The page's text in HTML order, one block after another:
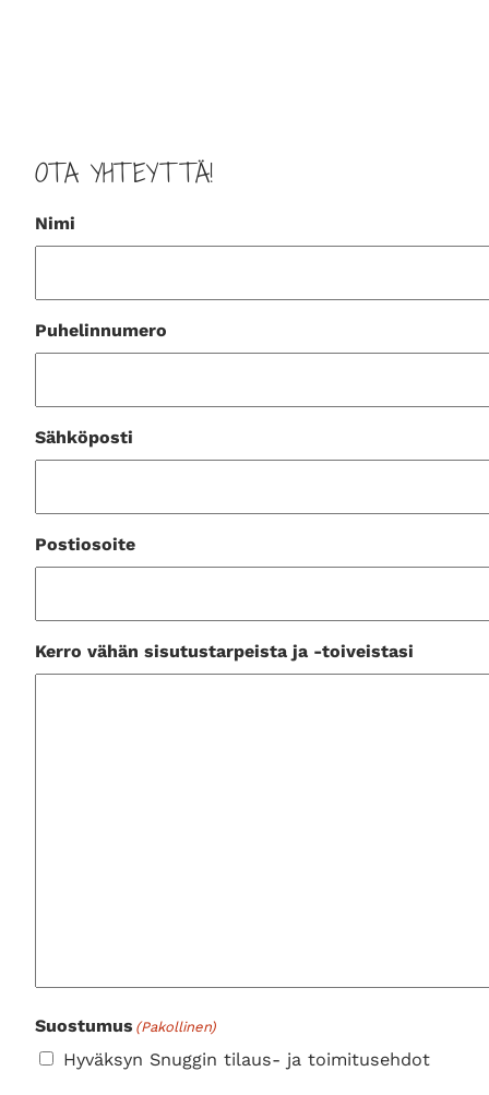
OTA YHTEYTTÄ!
Nimi
Puhelinnumero
Sähköposti
Postiosoite
Kerro vähän sisutustarpeista ja -toiveistasi
Suostumus (Pakollinen)
Hyväksyn Snuggin tilaus- ja toimitusehdot